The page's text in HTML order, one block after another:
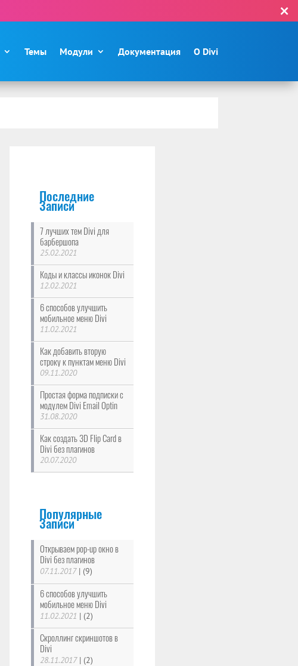
×
Темы Модули Документация О Divi
Последние
Записи
7 лучших тем Divi для
барбершопа
25.02.2021
Коды и классы иконок Divi
12.02.2021
6 способов улучшить
мобильное меню Divi
11.02.2021
Как добавить вторую
строку к пунктам меню Divi
09.11.2020
Простая форма подписки с
модулем Divi Email Optin
31.08.2020
Как создать 3D Flip Card в
Divi без плагинов
20.07.2020
Популярные
Записи
Открываем pop-up окно в
Divi без плагинов
07.11.2017| (9)
6 способов улучшить
мобильное меню Divi
11.02.2021 | (2)
Скроллинг скриншотов в
Divi
28.11.2017| (2)